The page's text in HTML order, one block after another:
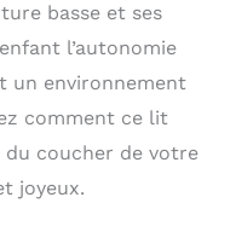
basse et ses
l’autonomie
un environnement
comment ce lit
du coucher de votre
joyeux.